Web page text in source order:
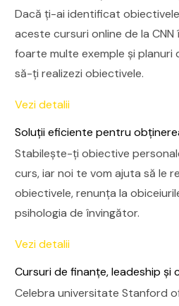
Dacă ți-ai identificat
aceste cursuri online de la CNN
foarte multe exemple și
să-ți realizezi obiectivele.
Vezi detalii
Soluții eficiente pentru
Stabilește-ți obiective
curs, iar noi te vom ajuta să le
obiectivele, renunța la
psihologia de învingător.
Vezi detalii
Cursuri de finanțe, leadeship și
Celebra universitate Stanford